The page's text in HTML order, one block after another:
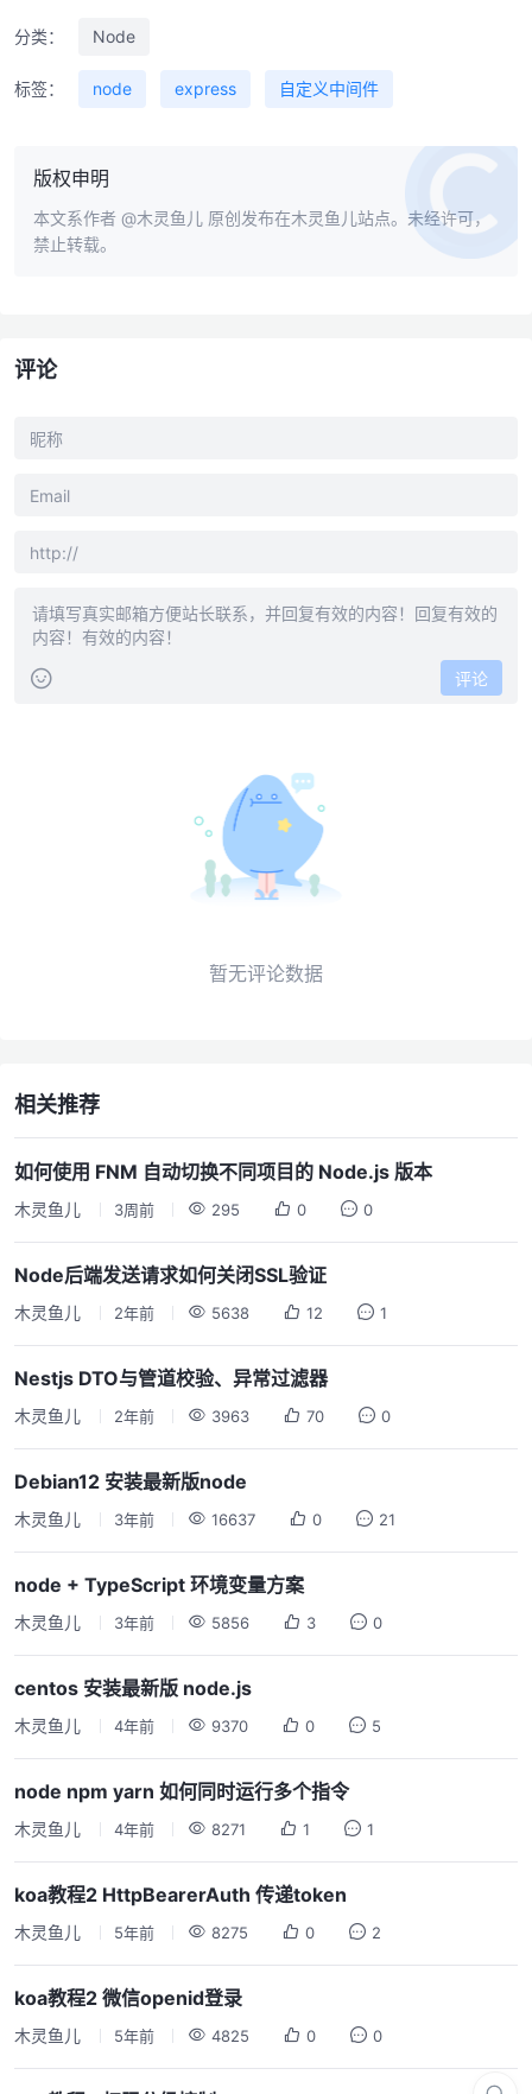
分类： Node
标签： node express 自定义中间件
版权申明
本文系作者 @木灵鱼儿 原创发布在木灵鱼儿站点。未经许可，
禁止转载。
评论
评论
暂无评论数据
相关推荐
如何使用 FNM 自动切换不同项目的 Node.js 版本
木灵鱼儿 3周前 295 0 0
Node后端发送请求如何关闭SSL验证
木灵鱼儿 2年前 5638 12 1
Nestjs DTO与管道校验、异常过滤器
木灵鱼儿 2年前 3963 70 0
Debian12 安装最新版node
木灵鱼儿 3年前 16637 0 21
node + TypeScript 环境变量方案
木灵鱼儿 3年前 5856 3 0
centos 安装最新版 node.js
木灵鱼儿 4年前 9370 0 5
node npm yarn 如何同时运行多个指令
木灵鱼儿 4年前 8271 1 1
koa教程2 HttpBearerAuth 传递token
木灵鱼儿 5年前 8275 0 2
koa教程2 微信openid登录
木灵鱼儿 5年前 4825 0 0